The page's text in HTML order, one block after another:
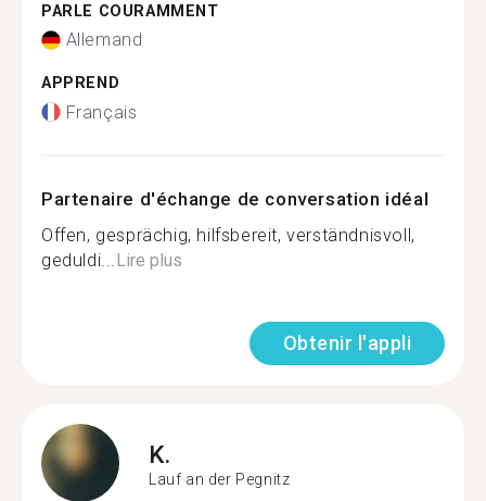
PARLE COURAMMENT
Allemand
APPREND
Français
Partenaire d'échange de conversation idéal
Offen, gesprächig, hilfsbereit, verständnisvoll,
geduldi... Lire plus
Obtenir l'appli
K.
Lauf an der Pegnitz